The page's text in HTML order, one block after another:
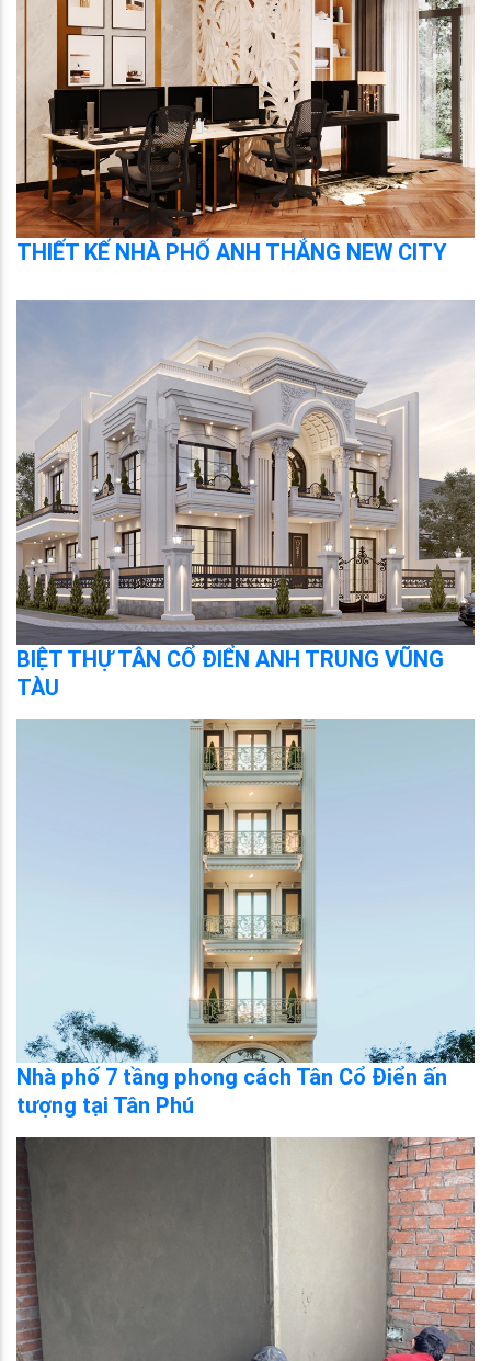
THIẾT KẾ NHÀ PHỐ ANH THẮNG NEW CITY
BIỆT THỰ TÂN CỔ ĐIỂN ANH TRUNG VŨNG
TÀU
Nhà phố 7 tầng phong cách Tân Cổ Điển ấn
tượng tại Tân Phú